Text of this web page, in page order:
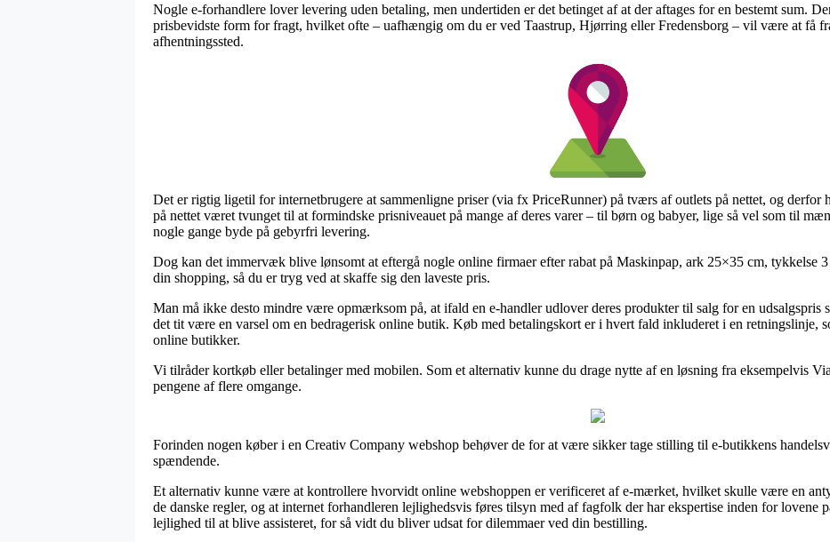
Nogle e-forhandlere lover levering uden betaling, men undertiden er det betinget af at der aftages for en bestemt sum.
prisbevidste form for fragt, hvilket ofte – uafhængig om du er ved Taastrup, Hjørring eller Fredensborg – vil være at få
afhentningssted.
Det er rigtig ligetil for internetbrugere at sammenligne priser (via fx PriceRunner) på tværs af outlets på nettet, og derfor
på nettet været tvunget til at formindske prisniveauet på mange af deres varer – til børn og babyer, lige så vel som til
nogle gange byde på gebyrfri levering.
Dog kan det immervæk blive lønsomt at eftergå nogle online firmaer efter rabat på Maskinpap, ark 25×35 cm, tykkelse
din shopping, så du er tryg ved at skaffe sig den laveste pris.
Man må ikke desto mindre være opmærksom på, at ifald en e-handler udlover deres produkter til salg for en udsalgspris
det tit være en varsel om en bedragerisk online butik. Køb med betalingskort er i hvert fald inkluderet i en retningslinje,
online butikker.
Vi tilråder kortkøb eller betalinger med mobilen. Som et alternativ kunne du drage nytte af en løsning fra eksempelvis
pengene af flere omgange.
Forinden nogen køber i en Creativ Company webshop behøver de for at være sikker tage stilling til e-butikkens
spændende.
Et alternativ kunne være at kontrollere hvorvidt online webshoppen er verificeret af e-mærket, hvilket skulle være en
de danske regler, og at internet forhandleren lejlighedsvis føres tilsyn med af fagfolk der har ekspertise inden for lovene
lejlighed til at blive assisteret, for så vidt du bliver udsat for dilemmaer ved din bestilling.